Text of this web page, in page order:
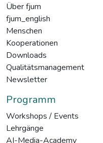
Über fjum
fjum_english
Menschen
Kooperationen
Downloads
Qualitätsmanagement
Newsletter
Programm
Workshops / Events
Lehrgänge
AI-Media-Academy